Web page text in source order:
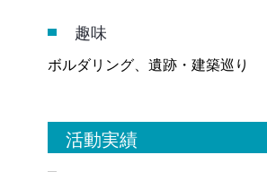
趣味
ボルダリング、遺跡・建築巡り
活動実績